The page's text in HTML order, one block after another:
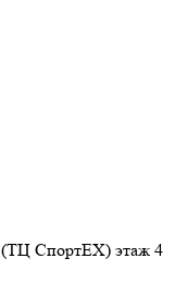
(ТЦ СпортEX) этаж 4